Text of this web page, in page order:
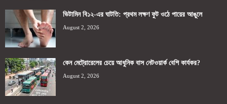
ভিটামিন বি১২-এর ঘাটতি: প্রথম লক্ষণ ফুট ওঠে পায়ের আঙুলে
August 2, 2026
কেন মেট্রোরেলের চেয়ে আধুনিক বাস নেটওয়ার্ক বেশি কার্যকর?
August 2, 2026